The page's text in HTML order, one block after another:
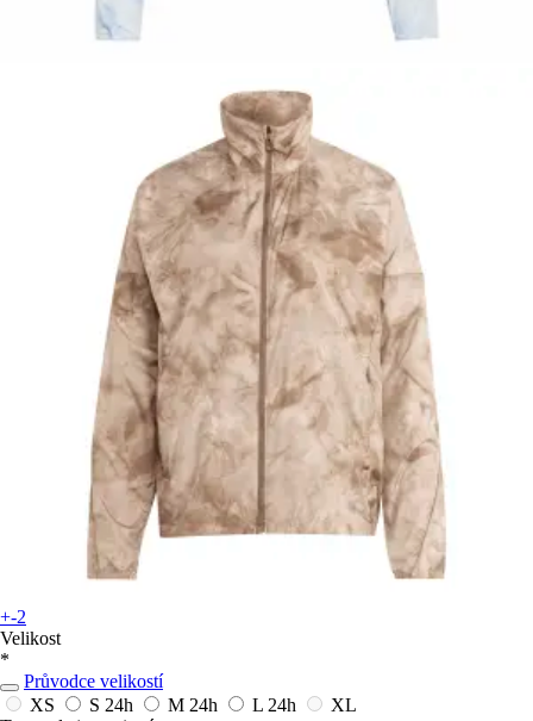
+-2
Velikost
*
Průvodce velikostí
XS
S 24h M 24h L 24h
XL